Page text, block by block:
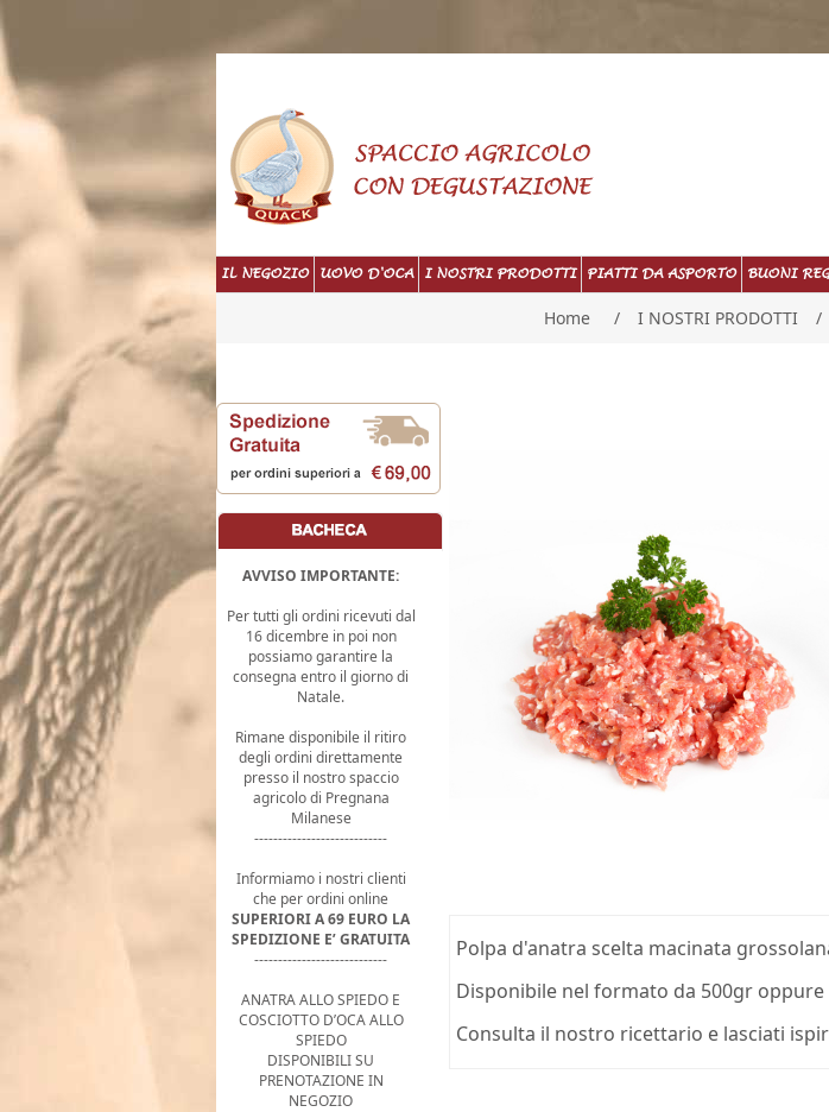
IL NEGOZIO UOVO D'OCA I NOSTRI PRODOTTI PIATTI DA ASPORTO BUONI
Home / I NOSTRI PRODOTTI /
AVVISO IMPORTANTE:
Per tutti gli ordini ricevuti dal
16 dicembre in poi non
possiamo garantire la
consegna entro il giorno di
Natale.
Rimane disponibile il ritiro
degli ordini direttamente
presso il nostro spaccio
agricolo di Pregnana
Milanese
----------------------------
Informiamo i nostri clienti
che per ordini online
SUPERIORI A 69 EURO LA
SPEDIZIONE E’ GRATUITA
----------------------------
ANATRA ALLO SPIEDO E
COSCIOTTO D’OCA ALLO
SPIEDO
DISPONIBILI SU
PRENOTAZIONE IN
NEGOZIO
Polpa d'anatra scelta macinata
Disponibile nel formato da 500gr oppure
Consulta il nostro ricettario e lasciati